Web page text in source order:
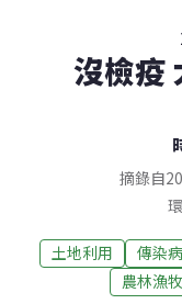
沒檢疫
摘錄自
土地利用 傳染病
農林漁